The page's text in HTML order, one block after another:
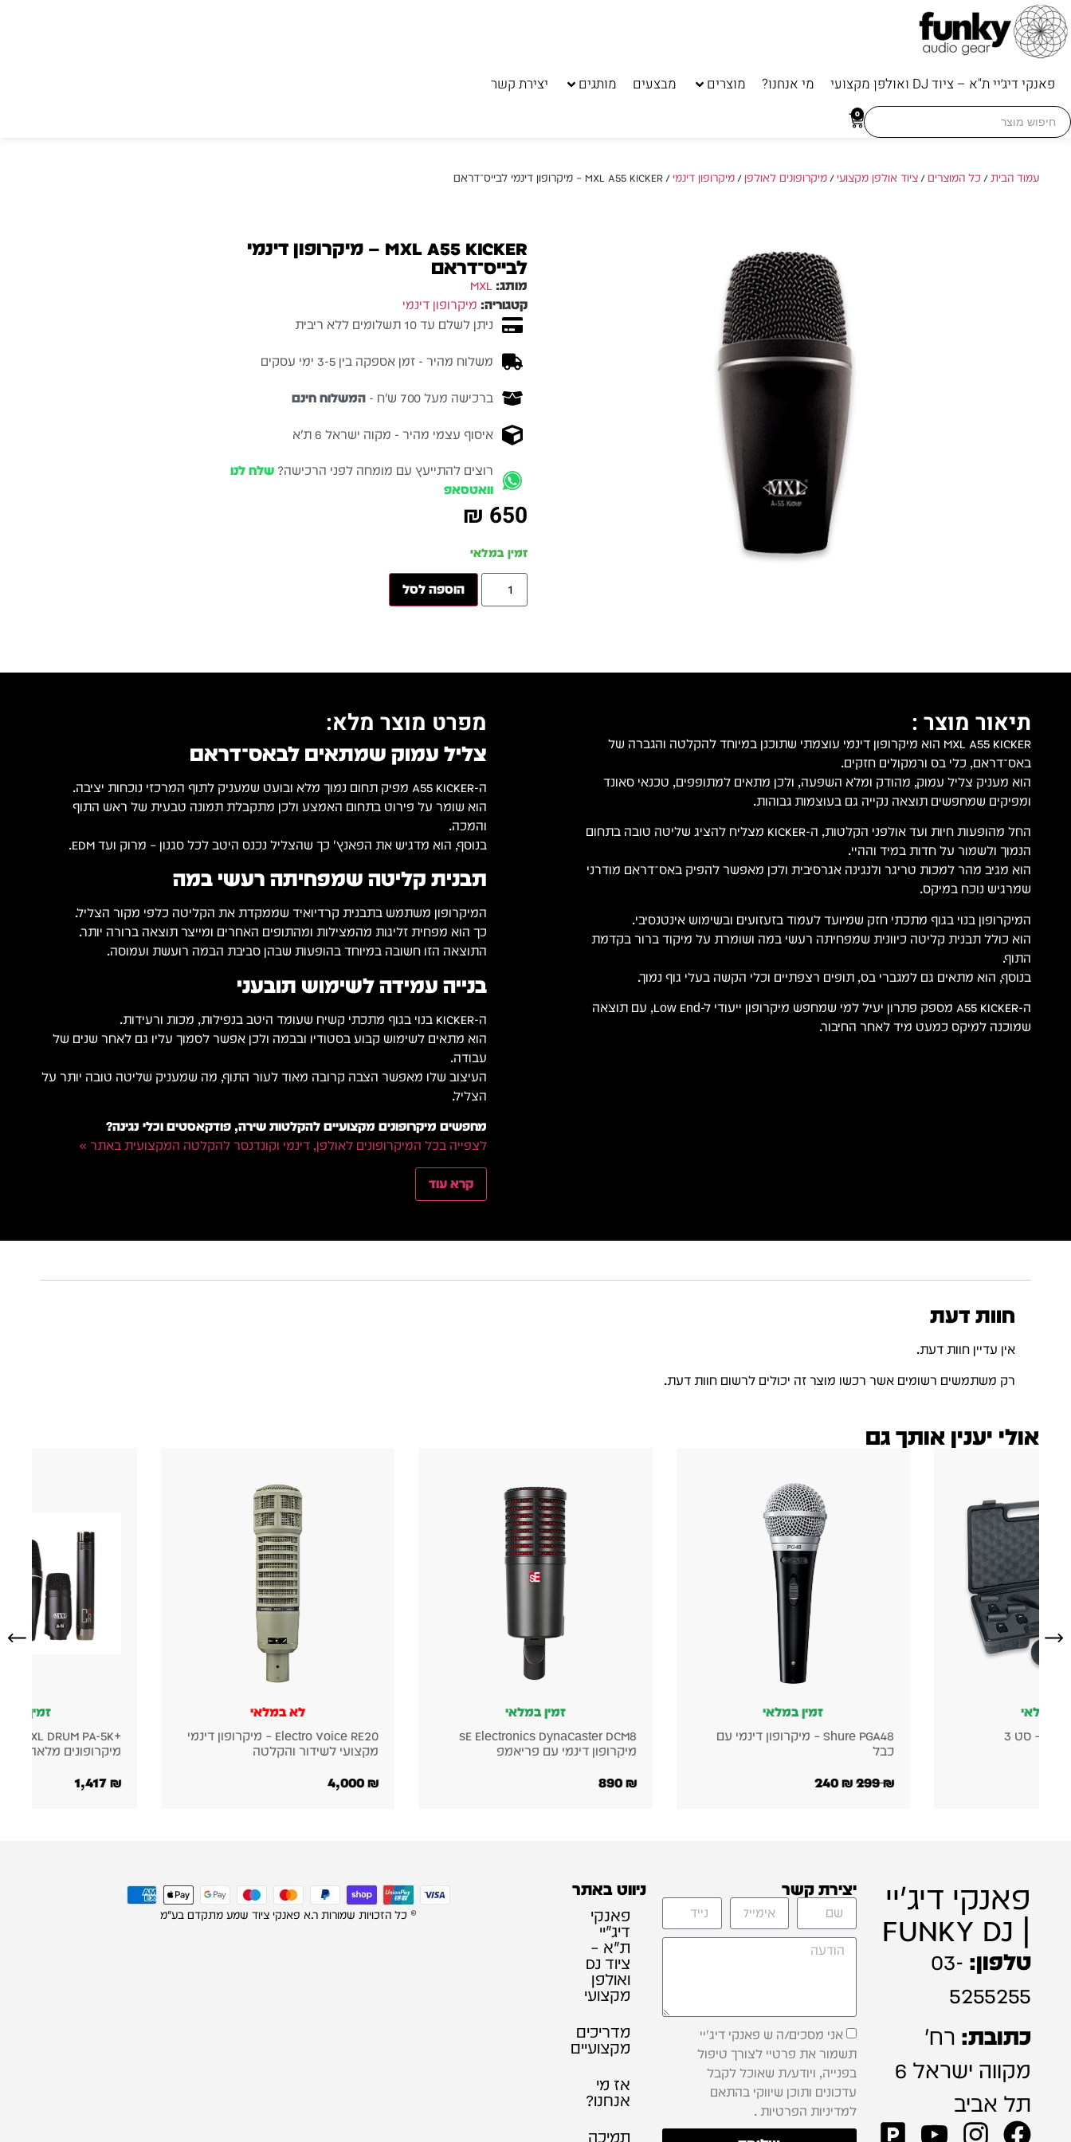
פאנקי דיג׳יי ת"א – ציוד DJ ואולפן מקצועי מי אנחנו? מוצרים מבצעים מותגים יצירת קשר
Search
for:
0
עמוד הבית/ כל המוצרים /ציוד אולפן מקצועי /מיקרופונים לאולפן /מיקרופון דינמי / MXL A55 KICKER – מיקרופון דינמי לבייס־דראם
MXL A55 KICKER – מיקרופון דינמי
לבייס־דראם
מותג: MXL
קטגוריה: מיקרופון דינמי
ניתן לשלם עד 10 תשלומים ללא ריבית
משלוח מהיר - זמן אספקה בין 3-5 ימי עסקים
ברכישה מעל 700 ש״ח - המשלוח חינם
איסוף עצמי מהיר - מקוה ישראל 6 ת״א
רוצים להתייעץ עם מומחה לפני הרכישה?שלח לנו
וואטסאפ
₪ 650
זמין במלאי
הוספה לסל
תיאור מוצר :
MXL A55 KICKER הוא מיקרופון דינמי עוצמתי שתוכנן במיוחד להקלטה והגברה של
באס־דראם, כלי בס ורמקולים חזקים.
הוא מעניק צליל עמוק, מהודק ומלא השפעה, ולכן מתאים למתופפים, טכנאי סאונד
ומפיקים שמחפשים תוצאה נקייה גם בעוצמות גבוהות.
החל מהופעות חיות ועד אולפני הקלטות, ה-KICKER מצליח להציג שליטה טובה בתחום
הנמוך ולשמור על חדות במיד וההיי.
הוא מגיב מהר למכות טריגר ולנגינה אגרסיבית ולכן מאפשר להפיק באס־דראם מודרני
שמרגיש נוכח במיקס.
המיקרופון בנוי בגוף מתכתי חזק שמיועד לעמוד בזעזועים ובשימוש אינטנסיבי.
הוא כולל תבנית קליטה כיוונית שמפחיתה רעשי במה ושומרת על מיקוד ברור בקדמת
התוף.
בנוסף, הוא מתאים גם למגברי בס, תופים רצפתיים וכלי הקשה בעלי גוף נמוך.
ה-A55 KICKER מספק פתרון יעיל למי שמחפש מיקרופון ייעודי ל-Low End, עם תוצאה
שמוכנה למיקס כמעט מיד לאחר החיבור.
מפרט מוצר מלא:
צליל עמוק שמתאים לבאס־דראם
ה-A55 KICKER מפיק תחום נמוך מלא ובועט שמעניק לתוף המרכזי נוכחות יציבה.
הוא שומר על פירוט בתחום האמצע ולכן מתקבלת תמונה טבעית של ראש התוף
והמכה.
בנוסף, הוא מדגיש את הפאנץ' כך שהצליל נכנס היטב לכל סגנון – מרוק ועד EDM.
תבנית קליטה שמפחיתה רעשי במה
המיקרופון משתמש בתבנית קרדיואיד שממקדת את הקליטה כלפי מקור הצליל.
כך הוא מפחית זליגות מהמצילות ומהתופים האחרים ומייצר תוצאה ברורה יותר.
התוצאה הזו חשובה במיוחד בהופעות שבהן סביבת הבמה רועשת ועמוסה.
בנייה עמידה לשימוש תובעני
ה-KICKER בנוי בגוף מתכתי קשיח שעומד היטב בנפילות, מכות ורעידות.
הוא מתאים לשימוש קבוע בסטודיו ובבמה ולכן אפשר לסמוך עליו גם לאחר שנים של
עבודה.
העיצוב שלו מאפשר הצבה קרובה מאוד לעור התוף, מה שמעניק שליטה טובה יותר על
הצליל.
מחפשים מיקרופונים מקצועיים להקלטות שירה, פודקאסטים וכלי נגינה?
לצפייה בכל המיקרופונים לאולפן, דינמי וקונדנסר להקלטה המקצועית באתר »
קרא עוד
חוות דעת
אין עדיין חוות דעת.
רק משתמשים רשומים אשר רכשו מוצר זה יכולים לרשום חוות דעת.
אולי יענין אותך גם
במלאי
Behringer XM1800S – סט 3
זמין במלאי
Shure PGA48 – מיקרופון דינמי עם
כבל
₪
299
₪
240
זמין במלאי
sE Electronics DynaCaster DCM8
מיקרופון דינמי עם פריאמפ
₪
890
לא במלאי
Electro Voice RE20 – מיקרופון דינמי
מקצועי לשידור והקלטה
₪
4,000
זמין
מיקרופונים מלאה
₪
1,417
פאנקי דיג'יי
| FUNKY DJ
טלפון: 03-
5255255
כתובת: רח'
מקווה ישראל 6
תל אביב
יצירת קשר
אני מסכים/ה ש פאנקי דיג'יי
תשמור את פרטיי לצורך טיפול
בפנייה, ויודע/ת שאוכל לקבל
עדכונים ותוכן שיווקי בהתאם
למדיניות הפרטיות .
ניווט באתר
פאנקי
דיג׳יי
ת"א –
ציוד DJ
ואולפן
מקצועי
מדריכים
מקצועיים
אז מי
אנחנו?
תמיכה
© כל הזכויות שמורות ר.א פאנקי ציוד שמע מתקדם בע"מ